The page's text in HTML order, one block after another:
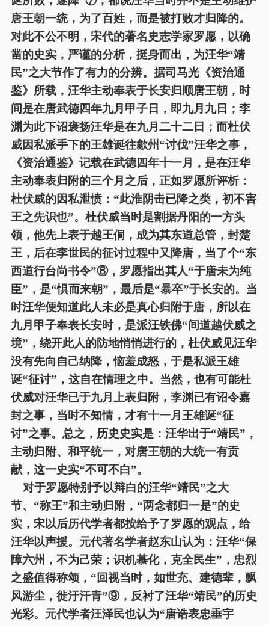
唐王朝一统，为了百姓，而是被打败才归降的。
对此不公不明 ，宋代的著名史志学家罗愿， 以确
凿的史实，严谨的分析， 挺身而出， 为汪华“靖
民”之大节作了有力的分辨。据司马光《资治通
鉴》所载，汪华主动奉表于长安归顺唐王朝，时
间是在唐武德四年九月甲子日，即九月九日；李
渊为此下诏褒扬汪华是在九月二十二日；而杜伏
威因私派手下的王雄诞往歙州“讨伐”汪华之事，
《资治通鉴》记载在武德四年十一月，是在汪华
主动奉表归附的三个月之后，正如罗愿所评析：
杜伏威的因私泄愤： “此淮阴击已降之类，初不害
王之先识也”。杜伏威当时是割据丹阳的一方头
领，他先上表于越王侗，成为其东道总管，封楚
王，后在李世民的征讨过程中又 降唐，当了个“东
西道行台尚书令”⑧，罗愿指出其人“于唐未为纯
臣”，是“惧而来朝”，最后是“暴卒”于长安的。当
时汪华便知道此人未必是真心归附于唐，所以在
九月甲子奉表长安时，是派汪铁佛“间道越伏威之
境”，绕开此人的防地悄悄进行的，杜伏威见汪华
没有先向自己纳降，恼羞成怒， 于是私派王雄
诞“征讨”， 这自在情理之中。当然， 也有可能杜
伏威对汪华已于九月上表归附，李渊已有诏令嘉
封之事， 当时不知情，才有十一月王雄诞“征
讨”之事。总之， 历史史实是： 汪华出于“靖民”，
主动归附、和平统一， 对唐王朝的大统一有贡
献，这一史实“不可不白”。
对于罗愿特别予以辩白的汪华“靖民”之大
节、“称王”和主动归附，“两念都归一是”的史
实，宋以后历代学者都按给予了罗愿的观点，给
汪华以声援。元代著名学者赵东山认为：汪华“保
障六州，不为己荣；识机慕化，克全民生”，忠烈
之盛值得称颂，“回视当时，如世充、建德辈，飘
风游尘，徙汙汗青”⑨，反衬了汪华“靖民”的历史
光彩。元代学者汪泽民也认为“唐诰表忠垂宇